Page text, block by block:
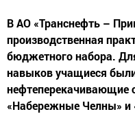
В АО «Транснефть –
производственная
бюджетного набора.
навыков учащиеся
нефтеперекачивающие
«Набережные Челны» и